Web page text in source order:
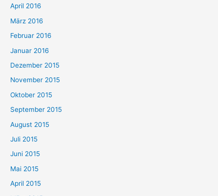
April 2016
März 2016
Februar 2016
Januar 2016
Dezember 2015
November 2015
Oktober 2015
September 2015
August 2015
Juli 2015
Juni 2015
Mai 2015
April 2015